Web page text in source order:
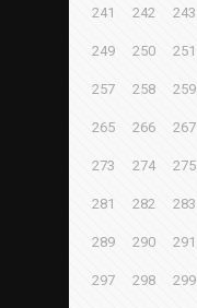
241 242 243
249 250 251
257 258 259
265 266 267
273 274 275
281 282 283
289 290 291
297 298 299